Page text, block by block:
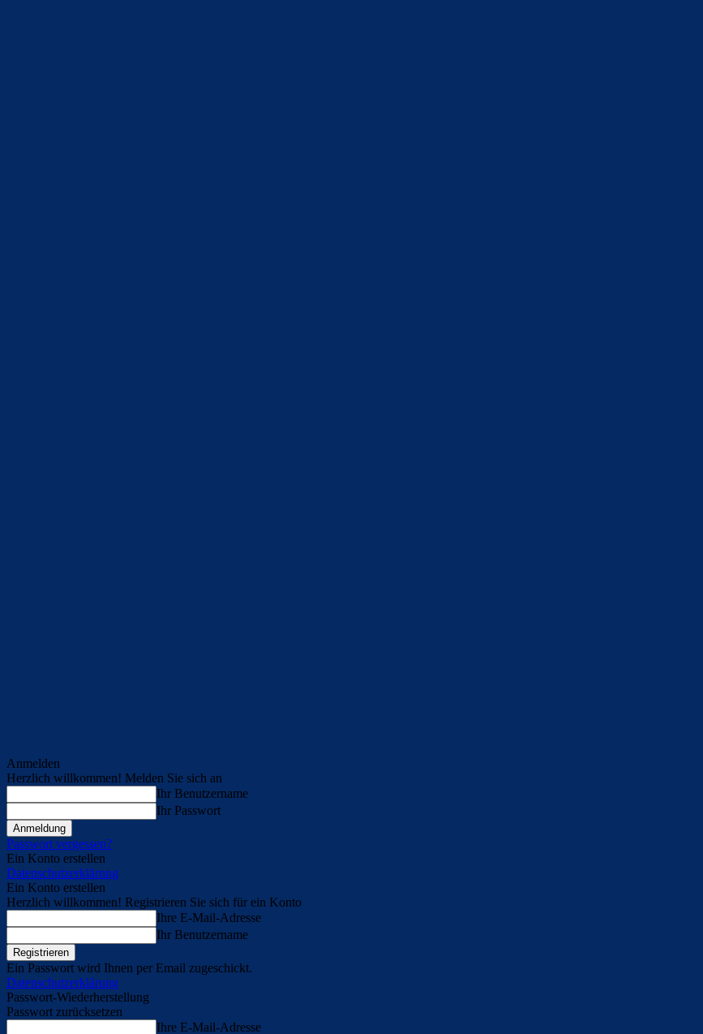
Anmelden
Herzlich willkommen! Melden Sie sich an
Ihr Benutzername
Ihr Passwort
Passwort vergessen?
Ein Konto erstellen
Datenschutzerklärung
Ein Konto erstellen
Herzlich willkommen! Registrieren Sie sich für ein Konto
Ihre E-Mail-Adresse
Ihr Benutzername
Ein Passwort wird Ihnen per Email zugeschickt.
Datenschutzerklärung
Passwort-Wiederherstellung
Passwort zurücksetzen
Ihre E-Mail-Adresse